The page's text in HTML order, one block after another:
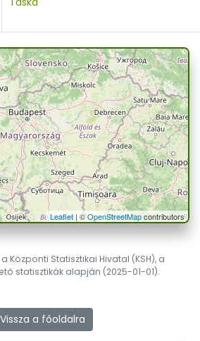
Leaflet| ©OpenStreetMapcontributors
Központi Statisztikai Hivatal (KSH), a
statisztikák alapján (2025-01-01).
Vissza a főoldalra